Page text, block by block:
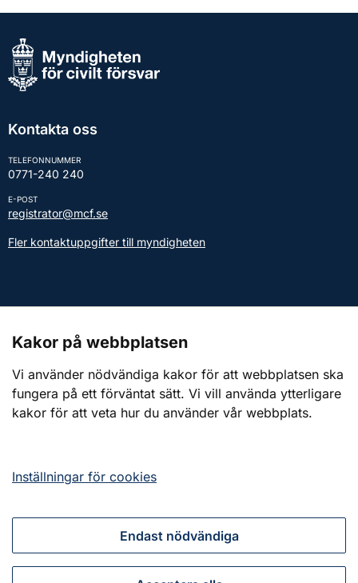
Kontakta oss
TELEFONNUMMER
0771-240 240
E-POST
registrator@mcf.se
Fler kontaktuppgifter till myndigheten
Webbplatsen
Om webbplatsen
Kakor på webbplatsen
Vi använder nödvändiga kakor för att webbplatsen ska
fungera på ett förväntat sätt. Vi vill använda ytterligare
kakor för att veta hur du använder vår webbplats.
Inställningar för cookies
Endast nödvändiga